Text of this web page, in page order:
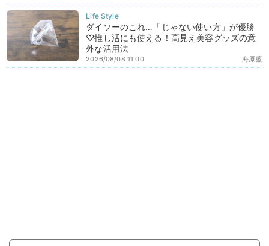
ダイソーのこれ…「じゃない使い方」が優勝
♡推し活にも使える！高見え美容グッズの意
外な活用法
海原藍
2026/08/08 11:00